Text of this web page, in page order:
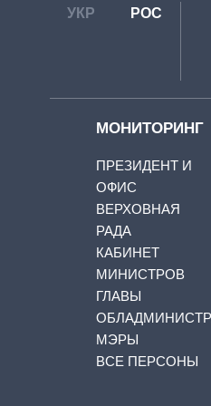
УКР РОС
МОНИТОРИНГ
ПРЕЗИДЕНТ И
ОФИС
ВЕРХОВНАЯ
РАДА
КАБИНЕТ
МИНИСТРОВ
ГЛАВЫ
МЭРЫ
ВСЕ ПЕРСОНЫ